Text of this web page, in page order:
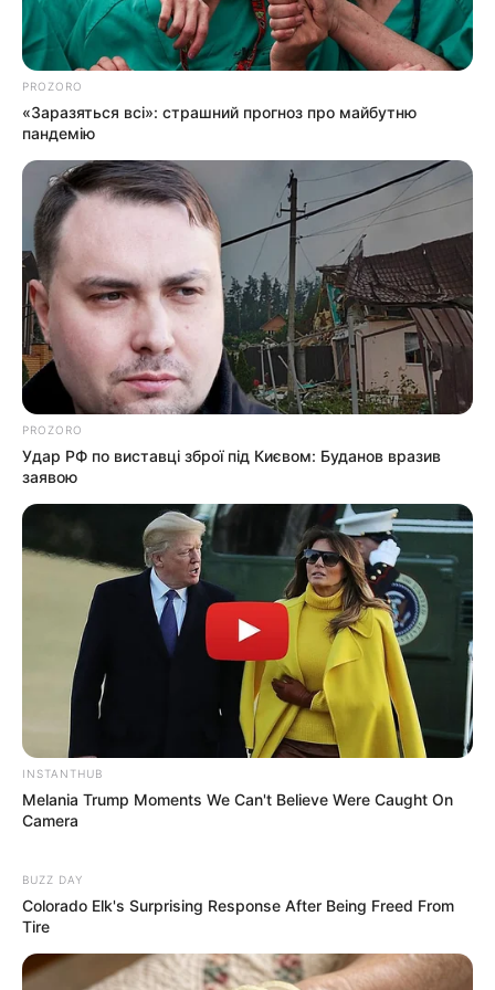
ГАРЯЧI
Діти Ясінянської громади
побували на відпочинку в
Польщі та Італії (фото, відео)
ГАРЯЧI ПОДІЇ
У високогірному селі
Закарпаття проклали асфальт
(фото)
02.08.2026
info@groza-news.info
Без рубрики
Гарячi
PROZORO
«Заразяться всі»: страшний прогноз про майбутню
пандемію
PROZORO
Удар РФ по виставці зброї під Києвом: Буданов вразив
заявою
INSTANTHUB
Melania Trump Moments We Can't Believe Were Caught On
Camera
BUZZ DAY
Colorado Elk's Surprising Response After Being Freed From
Tire